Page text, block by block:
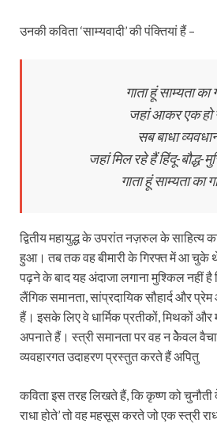
उनकी कविता ‘साम्यवादी’ की पंक्तियां हैं –
गाता हूं साम्यता का
जहां आकर एक हो
सब बाधा
जहां मिल रहे हैं हिंदू-बौद्ध-
गाता हूं साम्यता का
द्वितीय महायुद्ध के उपरांत नज़रुल के
हुआ। तब तक वह बीमारी के गिरफ्त में आ चुके
पढ़ने के बाद यह अंदाजा लगाना मुश्‍किल नहीं है
लैंगिक समानता, सांप्रदायिक सौहार्द और
हैं। इसके लिए वे धार्मिक प्रतीकों, मिथकों
अपनाते हैं। स्त्री समानता पर वह न केेेेवल
व्यवहारगत उदाहरण प्रस्तुत करते हैं अपितु
कविता इस तरह लिखते हैं, कि कृष्ण को
राधा होते’ तो वह महसूस करते जो एक स्त्री